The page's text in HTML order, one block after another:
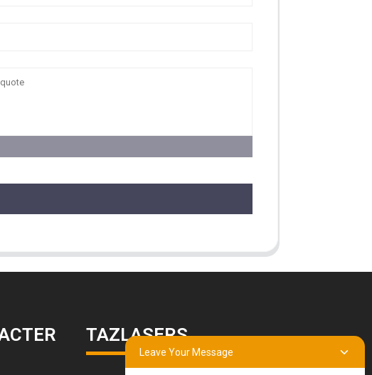
TAZLASERS
Leave Your Message